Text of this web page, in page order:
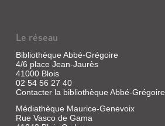
Syros/alternatives,
1989
(Souris
noire
plus)
Le réseau
Bibliothèque Abbé-Grégoire
4/6 place Jean-Jaurès
41000 Blois
02 54 56 27 40
Contacter la bibliothèque Abbé-Grégoire
Médiathèque Maurice-Genevoix
Rue Vasco de Gama